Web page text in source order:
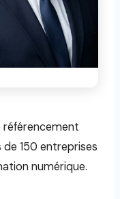
150 entreprises
numérique.